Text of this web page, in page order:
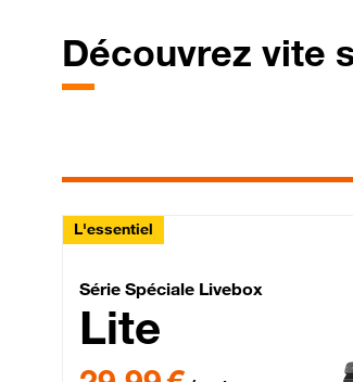
Découvrez vite
L'essentiel
Série Spéciale
Série Spéciale Livebox
Lite
29,99 € par mois , Engagement 12 mois